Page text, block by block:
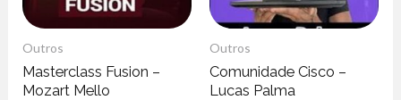
Outros
Masterclass Fusion –
Mozart Mello
Outros
Comunidade Cisco –
Lucas Palma